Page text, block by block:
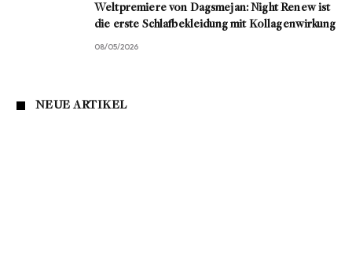
Weltpremiere von Dagsmejan: Night Renew ist
die erste Schlafbekleidung mit Kollagenwirkung
08/05/2026
NEUE ARTIKEL